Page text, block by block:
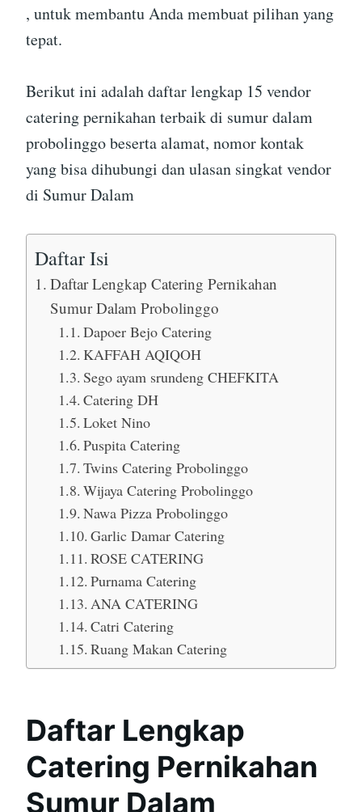
, untuk membantu Anda membuat pilihan yang
tepat.
Berikut ini adalah daftar lengkap 15 vendor
catering pernikahan terbaik di sumur dalam
probolinggo beserta alamat, nomor kontak
yang bisa dihubungi dan ulasan singkat vendor
di Sumur Dalam
Daftar Isi
Daftar Lengkap Catering Pernikahan
Sumur Dalam Probolinggo
Dapoer Bejo Catering
KAFFAH AQIQOH
Sego ayam srundeng CHEFKITA
Catering DH
Loket Nino
Puspita Catering
Twins Catering Probolinggo
Wijaya Catering Probolinggo
Nawa Pizza Probolinggo
Garlic Damar Catering
ROSE CATERING
Purnama Catering
ANA CATERING
Catri Catering
Ruang Makan Catering
Daftar Lengkap
Catering Pernikahan
Sumur Dalam